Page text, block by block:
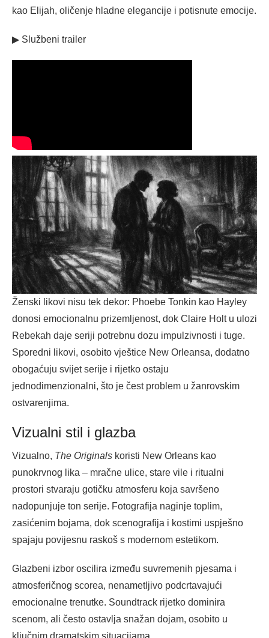
kao Elijah, oličenje hladne elegancije i potisnute emocije.
▶ Službeni trailer
Ženski likovi nisu tek dekor: Phoebe Tonkin kao Hayley
donosi emocionalnu prizemljenost, dok Claire Holt u ulozi
Rebekah daje seriji potrebnu dozu impulzivnosti i tuge.
Sporedni likovi, osobito vještice New Orleansa, dodatno
obogaćuju svijet serije i rijetko ostaju
jednodimenzionalni, što je čest problem u žanrovskim
ostvarenjima.
Vizualni stil i glazba
Vizualno, The Originals koristi New Orleans kao
punokrvnog lika – mračne ulice, stare vile i ritualni
prostori stvaraju gotičku atmosferu koja savršeno
nadopunjuje ton serije. Fotografija naginje toplim,
zasićenim bojama, dok scenografija i kostimi uspješno
spajaju povijesnu raskoš s modernom estetikom.
Glazbeni izbor oscilira između suvremenih pjesama i
atmosferičnog scorea, nenametljivo podcrtavajući
emocionalne trenutke. Soundtrack rijetko dominira
scenom, ali često ostavlja snažan dojam, osobito u
ključnim dramatskim situacijama.